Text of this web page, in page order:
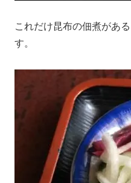
これだけ昆布の佃煮があ
す。